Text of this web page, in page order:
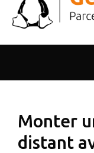
contenu
Monter
distant